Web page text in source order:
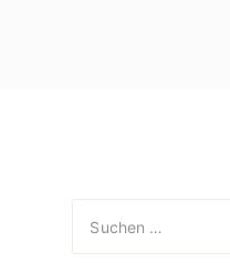
Suchen
nach: